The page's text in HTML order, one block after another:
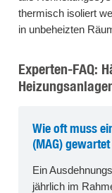
thermisch isoliert
in unbeheizten
Experten-FAQ:
Wie oft muss
(MAG)
Ein
jährlich im